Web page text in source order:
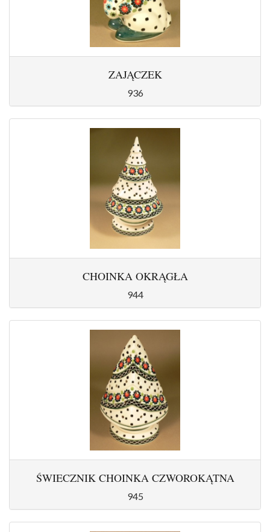
ZAJĄCZEK
936
CHOINKA OKRĄGŁA
944
ŚWIECZNIK CHOINKA CZWOROKĄTNA
945